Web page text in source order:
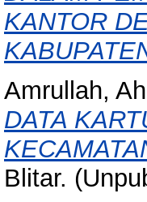
KANTOR
Amrullah,
DATA
Blitar.